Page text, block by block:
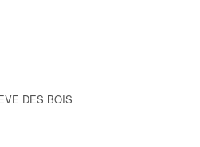
DES BOIS